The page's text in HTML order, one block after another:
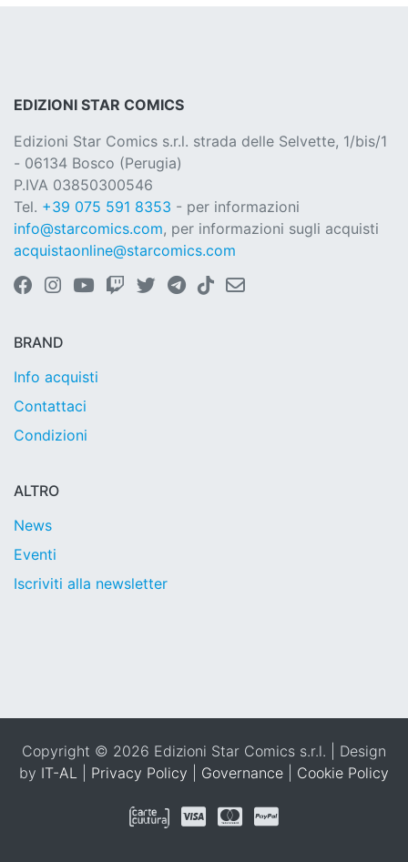
EDIZIONI STAR COMICS
Edizioni Star Comics s.r.l. strada delle Selvette, 1/bis/1
- 06134 Bosco (Perugia)
P.IVA 03850300546
Tel. +39 075 591 8353 - per informazioni
info@starcomics.com, per informazioni sugli acquisti
acquistaonline@starcomics.com
BRAND
Info acquisti
Contattaci
Condizioni
ALTRO
News
Eventi
Iscriviti alla newsletter
Copyright © 2026 Edizioni Star Comics s.r.l. | Design
by IT-AL Privacy Policy Governance Cookie Policy